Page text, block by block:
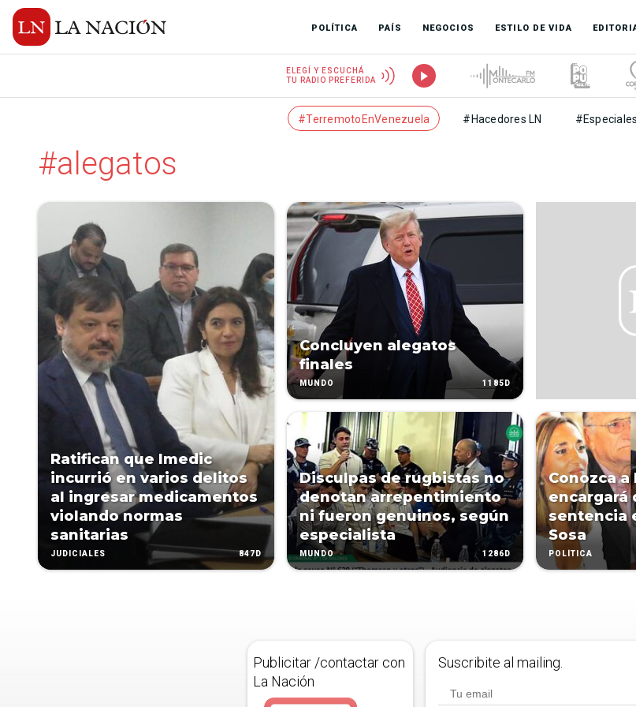
POLÍTICA PAÍS NEGOCIOS ESTILO DE VIDA
ELEGÍ Y ESCUCHÁ
TU RADIO PREFERIDA
#TerremotoEnVenezuela #Hacedores LN
#alegatos
Ratifican que Imedic
incurrió en varios delitos
al ingresar medicamentos
violando normas
sanitarias
JUDICIALES 847D
Concluyen alegatos
finales
MUNDO 1185D
Disculpas de rugbistas no
denotan arrepentimiento
ni fueron genuinos, según
especialista
MUNDO 1286D
Conozca
encargará
sentencia
Sosa
POLÍTICA
Publicitar /contactar con
La Nación
Suscribite al mailing.